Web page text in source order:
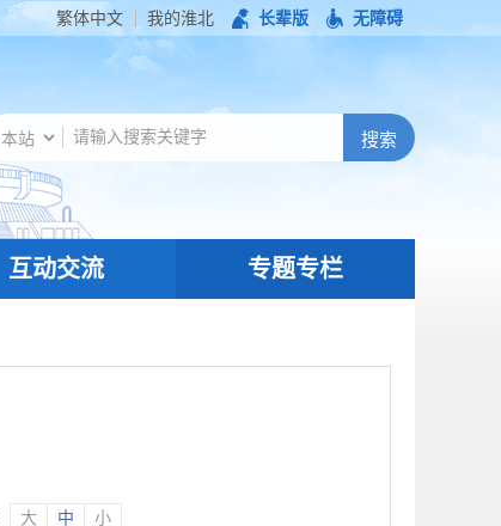
繁体中文 我的淮北 长辈版 无障碍
互动交流 专题专栏
大 中 小